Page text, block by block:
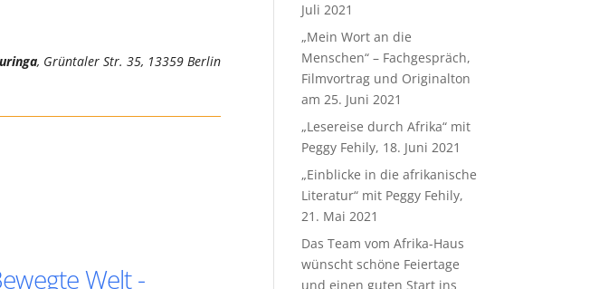
, Grüntaler Str. 35, 13359 Berlin
Welt -
Juli 2021
„Mein Wort an die
Menschen“ – Fachgespräch,
Filmvortrag und Originalton
am 25. Juni 2021
„Lesereise durch Afrika“ mit
Peggy Fehily, 18. Juni 2021
„Einblicke in die afrikanische
Literatur“ mit Peggy Fehily,
21. Mai 2021
Das Team vom Afrika-Haus
wünscht schöne Feiertage
und einen guten Start ins